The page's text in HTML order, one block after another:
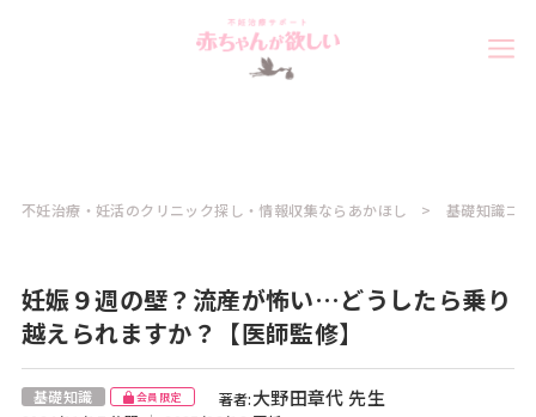
不妊治療・妊活のクリニック探し・情報収集ならあかほし 基礎知識コ
妊娠９週の壁？流産が怖い…どうしたら乗り
越えられますか？【医師監修】
基礎知識 会員限定 著者:大野田章代 先生